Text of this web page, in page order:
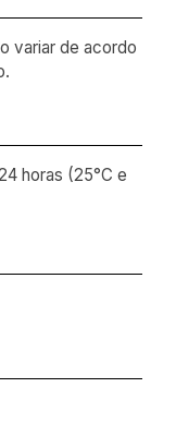
variar de acordo
horas (25°C e